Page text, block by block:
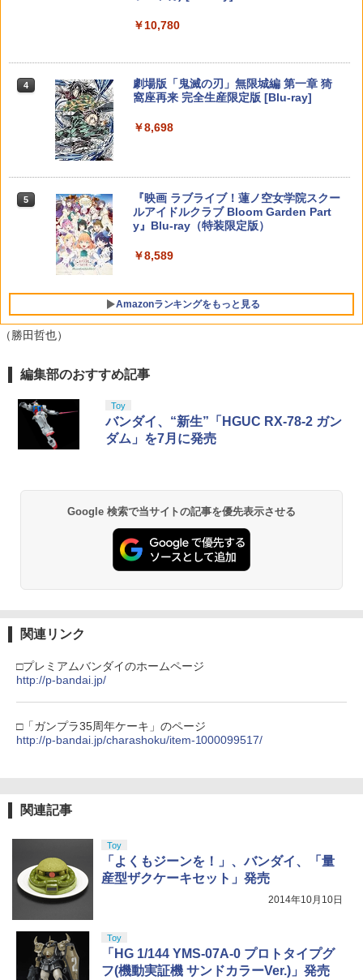
オブ ザ ワイルド Nintendo Switch 2 Ed
ition [NXS-P-AAAAH NSW2 ゼルダノデ
ンセツ ブレス オブ ザ ワイルド]
￥7,710
鬼武者 Way of the Sword 【Switch2】
POT-P-ABNMA
【特典】トゥームレイダー：レガシー・
典】コスチューム「ララ・クロフト・サ
￥7,012
ションパス（ダウンロード版）※3,200
￥4,400
ロゲーム互換機 )（ コントローラーアダ
プターセット ）CY-RF-RW HDMI出力 ど
こでもセーブ 互換機種 FC SFC SNES G
B GBC GBA MD GEN PCE TG-16 PCE
SG
￥25,300
【中古】うどんの国の金色毛鞠 第一巻/
Blu−ray Disc/VPXY-71489
【送料無料】劇場版「鬼滅の刃」無限城
編 第一章 猗窩座再来(通常版)【Blu-ra
￥4,400
ニンテンドープリペイド番号 9000円|オ
ンラインコード版
￥9,000
ニンテンドープリペイド番号 5000円|オ
ンラインコード版
トローラー ミッドナイト ブラック(CFI-
【純正品】DualSense ワイヤレスコン
￥10,737
B-C ケーブル
￥2,618
【国内正規品】Thrustmaster スラスト
S5、PS5 Pro、Xbox One、Xbox Serie
￥14,141
￥10,780
4
劇場版「鬼滅の刃」無限城編 第一章 猗
窩座再来 完全生産限定版 [Blu-ray]
￥8,698
5
『映画 ラブライブ！蓮ノ空女学院スクー
ルアイドルクラブ Bloom Garden Part
y』Blu-ray（特装限定版）
￥8,589
Amazonランキングをもっと見る
（勝田哲也）
編集部のおすすめ記事
Toy
バンダイ、“新生”「HGUC RX-78-2 ガン
ダム」を7月に発売
Google 検索で当サイトの記事を優先表示させる
関連リンク
□プレミアムバンダイのホームページ
http://p-bandai.jp/
□「ガンプラ35周年ケーキ」のページ
http://p-bandai.jp/charashoku/item-1000099517/
関連記事
Toy
「よくもジーンを！」、バンダイ、「量
産型ザクケーキセット」発売
2014年10月10日
Toy
「HG 1/144 YMS-07A-0 プロトタイプグ
フ(機動実証機 サンドカラーVer.)」発売